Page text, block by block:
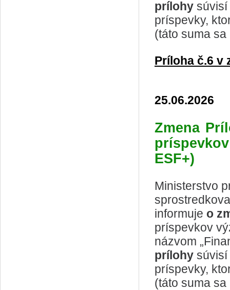
prílohy súvisí
príspevky,
(táto suma
Príloha č.6 v
25.06.2026
Zmena
ESF+)
Ministerstvo
informuje o
príspevkov
názvom
prílohy súvisí
príspevky,
(táto suma